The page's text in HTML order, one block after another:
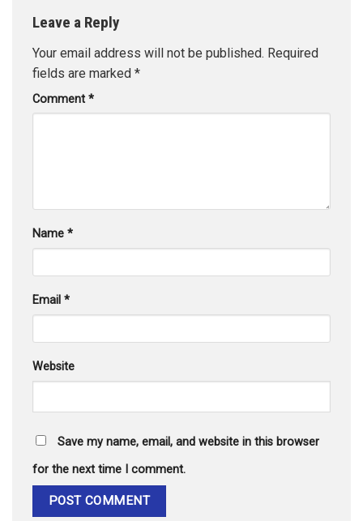
Leave a Reply
Your email address will not be published. Required
fields are marked *
Comment *
Name *
Email *
Website
Save my name, email, and website in this browser
for the next time I comment.